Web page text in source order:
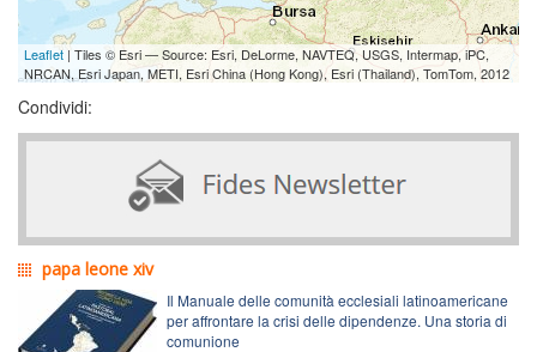
Leaflet | Tiles © Esri — Source: Esri, DeLorme, NAVTEQ, USGS, Intermap, iPC,
NRCAN, Esri Japan, METI, Esri China (Hong Kong), Esri (Thailand), TomTom, 2012
Condividi:
papa leone xiv
Il Manuale delle comunità ecclesiali latinoamericane
per affrontare la crisi delle dipendenze. Una storia di
comunione